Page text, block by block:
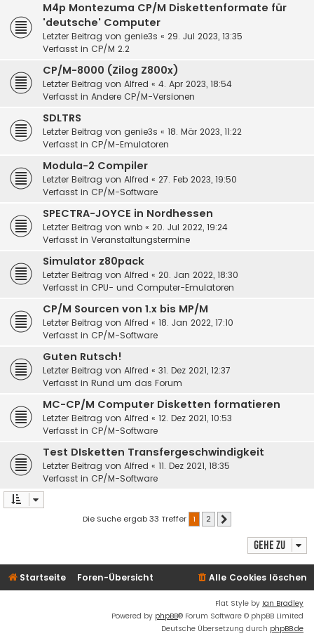
M4p Montezuma CP/M Diskettenformate für
'deutsche' Computer
Letzter Beitrag von genie3s « 29. Jul 2023, 13:35
Verfasst in CP/M 2.2
CP/M-8000 (Zilog Z800x)
Letzter Beitrag von Alfred « 4. Apr 2023, 18:54
Verfasst in Andere CP/M-Versionen
SDLTRS
Letzter Beitrag von genie3s « 18. Mär 2023, 11:22
Verfasst in CP/M-Emulatoren
Modula-2 Compiler
Letzter Beitrag von Alfred « 27. Feb 2023, 19:50
Verfasst in CP/M-Software
SPECTRA-JOYCE in Nordhessen
Letzter Beitrag von wnb « 20. Jul 2022, 19:24
Verfasst in Veranstaltungstermine
Simulator z80pack
Letzter Beitrag von Alfred « 20. Jan 2022, 18:30
Verfasst in CPU- und Computer-Emulatoren
CP/M Sourcen von 1.x bis MP/M
Letzter Beitrag von Alfred « 18. Jan 2022, 17:10
Verfasst in CP/M-Software
Guten Rutsch!
Letzter Beitrag von Alfred « 31. Dez 2021, 12:37
Verfasst in Rund um das Forum
MC-CP/M Computer Disketten formatieren
Letzter Beitrag von Alfred « 12. Dez 2021, 10:53
Verfasst in CP/M-Software
Test DIsketten Transfergeschwindigkeit
Letzter Beitrag von Alfred « 11. Dez 2021, 18:35
Verfasst in CP/M-Software
Die Suche ergab 33 Treffer 1 2
Gehe zu
Startseite Foren-Übersicht Alle Cookies löschen
Flat Style by Ian Bradley
Powered by phpBB® Forum Software © phpBB Limited
Deutsche Übersetzung durch phpBB.de